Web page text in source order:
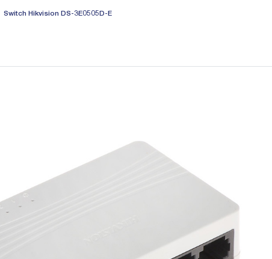
Switch Hikvision DS-3E0505D-E